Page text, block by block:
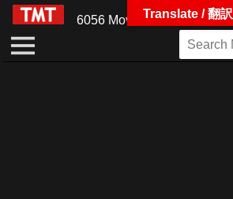
6056 MoviesTranslate / 翻訳